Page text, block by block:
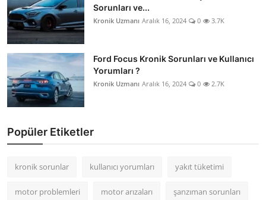
Sorunları ve...
Kronik Uzmanı Aralık 16, 2024 0 3.7K
Ford Focus Kronik Sorunları ve Kullanıcı
Yorumları ?
Kronik Uzmanı Aralık 16, 2024 0 2.7K
Popüler Etiketler
kronik sorunlar kullanıcı yorumları yakıt tüketimi
motor problemleri motor arızaları şanzıman sorunları